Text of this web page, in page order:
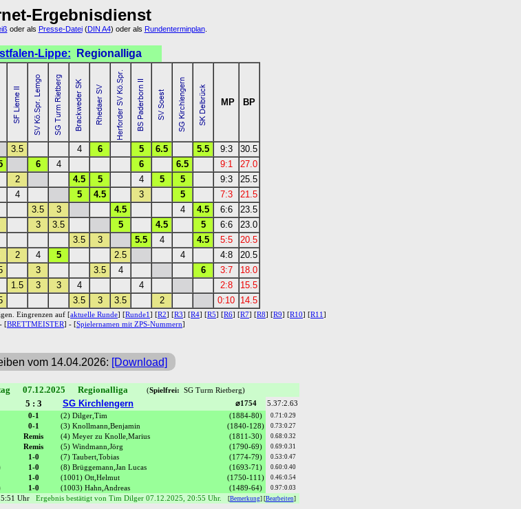
Ergebnisdienst
oder als Presse-Datei(DIN A4) oder als Rundenterminplan.
Lippe: Regionalliga
MP BP
3.5 4 6 5 6.5 5.5 9:3
30.5
6 4 6 6.5 9:1
27.0
2 4.5 5 4 5 5 9:3
25.5
4 5 4.5 3 5 7:3
21.5
3.5 3 4.5 4 4.5 6:6
23.5
3 3.5 5 4.5 5 6:6
23.0
3.5 3 5.5 4 4.5 5:5
20.5
2 4 5 2.5 4 4:8
20.5
3 3.5 4 6 3:7
18.0
1.5 3 3 4 4 2:8
15.5
3.5 3 3.5 2 0:10 14.5
Eingrenzen auf [ aktuelle Runde Runde1 R2 R3 R4 R5 R6 R7 R8 R9 R10 R11
- [ BRETTMEISTER] - [ Spielernamen mit ZPS-Nummern
vom 14.04.2026: [Download]
07.12.2025 Regionalliga(Spielfrei: SG Turm Rietberg)
5 : 3 SG Kirchlengern ⌀1754
5.37:2.63
0-1 (2) Dilger,Tim (1884-80) 0.71:0.29
0-1 (3) Knollmann,Benjamin (1840-128) 0.73:0.27
Remis (4) Meyer zu Knolle,Marius (1811-30) 0.68:0.32
Remis (5) Windmann,Jörg (1790-69) 0.69:0.31
1-0 (7) Taubert,Tobias (1774-79) 0.53:0.47
1-0 (8) Brüggemann,Jan Lucas (1693-71) 0.60:0.40
1-0 (1001) Ott,Helmut (1750-111) 0.46:0.54
1-0 (1003) Hahn,Andreas (1489-64) 0.97:0.03
Uhr Ergebnis bestätigt von Tim Dilger 07.12.2025, 20:55 Uhr. [Bemerkung] [Bearbeiten]